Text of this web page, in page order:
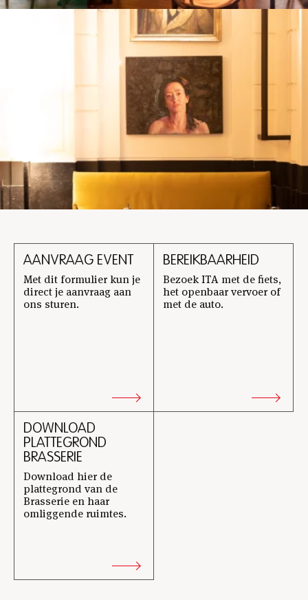
AANVRAAG EVENT
Met dit formulier kun je
direct je aanvraag aan
ons sturen.
BEREIKBAARHEID
Bezoek ITA met de fiets,
het openbaar vervoer of
met de auto.
DOWNLOAD
PLATTEGROND
BRASSERIE
Download hier de
plattegrond van de
Brasserie en haar
omliggende ruimtes.